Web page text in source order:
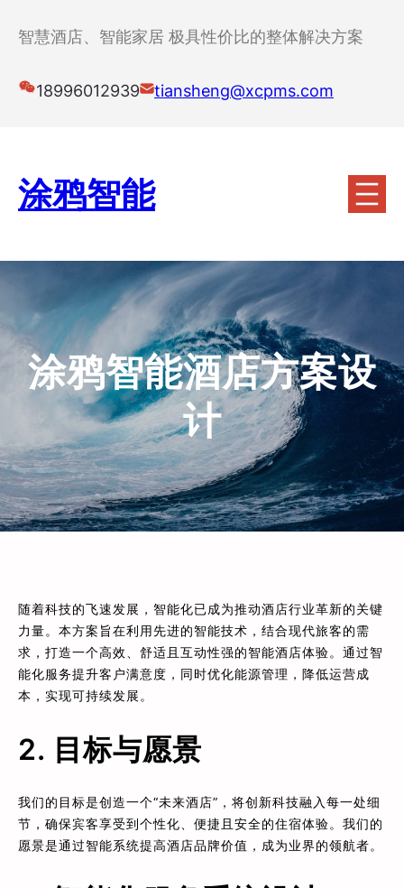
智慧酒店、智能家居 极具性价比的整体解决方案
18996012939 tiansheng@xcpms.com
涂鸦智能
涂鸦智能酒店方案设
计
随着科技的飞速发展，智能化已成为推动酒店行业革新的关键
力量。本方案旨在利用先进的智能技术，结合现代旅客的需
求，打造一个高效、舒适且互动性强的智能酒店体验。通过智
能化服务提升客户满意度，同时优化能源管理，降低运营成
本，实现可持续发展。
2. 目标与愿景
我们的目标是创造一个“未来酒店”，将创新科技融入每一处细
节，确保宾客享受到个性化、便捷且安全的住宿体验。我们的
愿景是通过智能系统提高酒店品牌价值，成为业界的领航者。